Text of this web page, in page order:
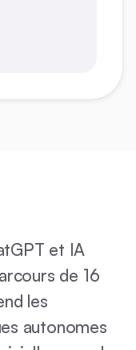
et IA
de 16
les
autonomes